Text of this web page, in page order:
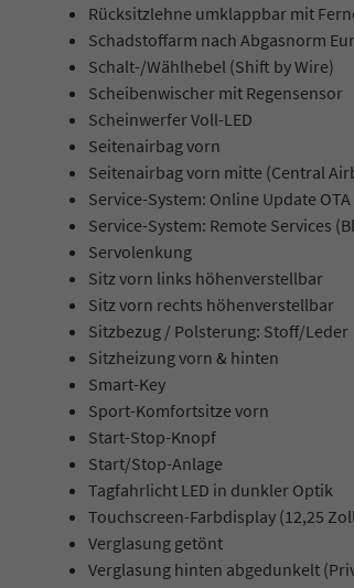
Rücksitzlehne umklappbar mit
Schadstoffarm nach Abgasnorm
Schalt-/Wählhebel (Shift by Wire)
Scheibenwischer mit Regensensor
Scheinwerfer Voll-LED
Seitenairbag vorn
Seitenairbag vorn mitte (Central
Service-System: Online Update
Service-System: Remote Services
Servolenkung
Sitz vorn links höhenverstellbar
Sitz vorn rechts höhenverstellbar
Sitzbezug / Polsterung: Stoff/Leder
Sitzheizung vorn & hinten
Smart-Key
Sport-Komfortsitze vorn
Start-Stop-Knopf
Start/Stop-Anlage
Tagfahrlicht LED in dunkler Optik
Touchscreen-Farbdisplay (12,25
Verglasung getönt
Verglasung hinten abgedunkelt